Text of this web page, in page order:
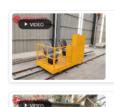
DU
SITE
PRIVACY
POLICY